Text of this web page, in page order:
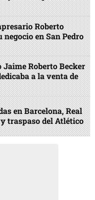
Roberto
en San Pedro
Jaime Roberto Becker
a la venta de
en Barcelona, Real
traspaso del Atlético